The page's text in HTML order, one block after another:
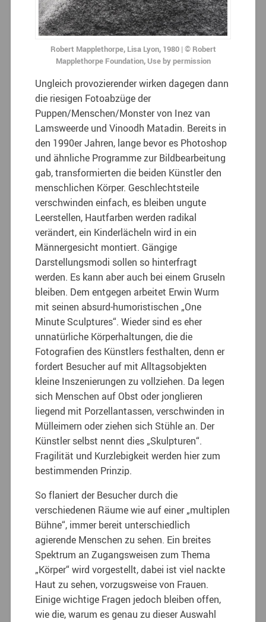
Robert Mapplethorpe, Lisa Lyon, 1980 | © Robert
Mapplethorpe Foundation, Use by permission
Ungleich provozierender wirken dagegen dann
die riesigen Fotoabzüge der
Puppen/Menschen/Monster von Inez van
Lamsweerde und Vinoodh Matadin. Bereits in
den 1990er Jahren, lange bevor es Photoshop
und ähnliche Programme zur Bildbearbeitung
gab, transformierten die beiden Künstler den
menschlichen Körper. Geschlechtsteile
verschwinden einfach, es bleiben ungute
Leerstellen, Hautfarben werden radikal
verändert, ein Kinderlächeln wird in ein
Männergesicht montiert. Gängige
Darstellungsmodi sollen so hinterfragt
werden. Es kann aber auch bei einem Gruseln
bleiben. Dem entgegen arbeitet Erwin Wurm
mit seinen absurd-humoristischen „One
Minute Sculptures“. Wieder sind es eher
unnatürliche Körperhaltungen, die die
Fotografien des Künstlers festhalten, denn er
fordert Besucher auf mit Alltagsobjekten
kleine Inszenierungen zu vollziehen. Da legen
sich Menschen auf Obst oder jonglieren
liegend mit Porzellantassen, verschwinden in
Mülleimern oder ziehen sich Stühle an. Der
Künstler selbst nennt dies „Skulpturen“.
Fragilität und Kurzlebigkeit werden hier zum
bestimmenden Prinzip.
So flaniert der Besucher durch die
verschiedenen Räume wie auf einer „multiplen
Bühne“, immer bereit unterschiedlich
agierende Menschen zu sehen. Ein breites
Spektrum an Zugangsweisen zum Thema
„Körper“ wird vorgestellt, dabei ist viel nackte
Haut zu sehen, vorzugsweise von Frauen.
Einige wichtige Fragen jedoch bleiben offen,
wie die, warum es genau zu dieser Auswahl